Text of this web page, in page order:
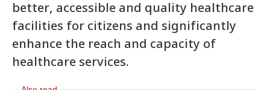
better, accessible and quality healthcare
facilities for citizens and significantly
enhance the reach and capacity of
healthcare services.